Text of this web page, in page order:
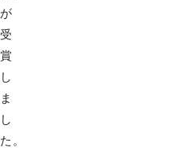
が
受
賞
し
ま
し
た。